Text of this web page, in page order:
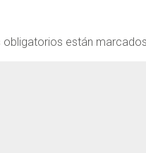
obligatorios están